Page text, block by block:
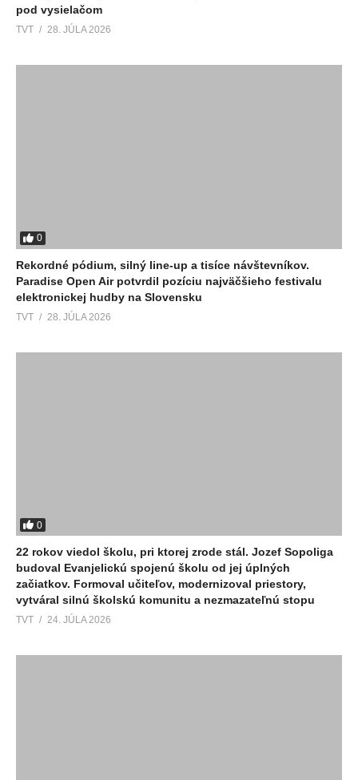
pod vysielačom
TVT 28. JÚLA 2026
0
Rekordné pódium, silný line-up a tisíce návštevníkov.
Paradise Open Air potvrdil pozíciu najväčšieho festivalu
elektronickej hudby na Slovensku
TVT 28. JÚLA 2026
0
22 rokov viedol školu, pri ktorej zrode stál. Jozef Sopoliga
budoval Evanjelickú spojenú školu od jej úplných
začiatkov. Formoval učiteľov, modernizoval priestory,
vytváral silnú školskú komunitu a nezmazateľnú stopu
TVT 24. JÚLA 2026